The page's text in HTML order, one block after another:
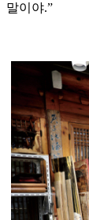
말이야.”